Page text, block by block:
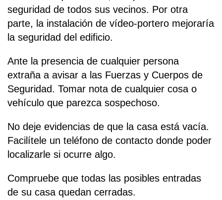
seguridad de todos sus vecinos. Por otra
parte, la instalación de vídeo-portero mejoraría
la seguridad del edificio.
Ante la presencia de cualquier persona
extraña a avisar a las Fuerzas y Cuerpos de
Seguridad. Tomar nota de cualquier cosa o
vehículo que parezca sospechoso.
No deje evidencias de que la casa está vacía.
Facilítele un teléfono de contacto donde poder
localizarle si ocurre algo.
Compruebe que todas las posibles entradas
de su casa quedan cerradas.